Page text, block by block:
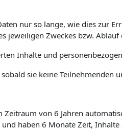
nur so lange, wie dies zur
jeweiligen Zweckes bzw.
Inhalte und
sie keine Teilnehmenden
Zeitraum von 6 Jahren
haben 6 Monate Zeit,